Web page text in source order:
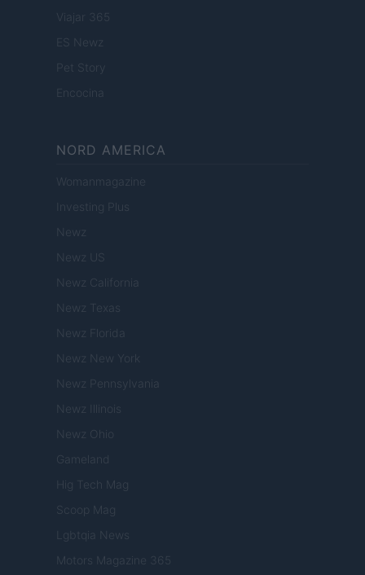
Viajar 365
ES Newz
Pet Story
Encocina
NORD AMERICA
Womanmagazine
Investing Plus
Newz
Newz US
Newz California
Newz Texas
Newz Florida
Newz New York
Newz Pennsylvania
Newz Illinois
Newz Ohio
Gameland
Hig Tech Mag
Scoop Mag
Lgbtqia News
Motors Magazine 365